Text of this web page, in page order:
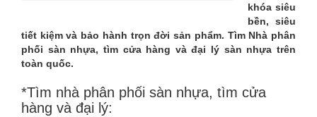
khóa siêu
bền, siêu
tiết kiệm và bảo hành trọn đời sản phẩm. Tìm Nhà phân
phối sàn nhựa, tìm cửa hàng và đại lý sàn nhựa trên
toàn quốc.
*Tìm nhà phân phối sàn nhựa, tìm cửa
hàng và đại lý: